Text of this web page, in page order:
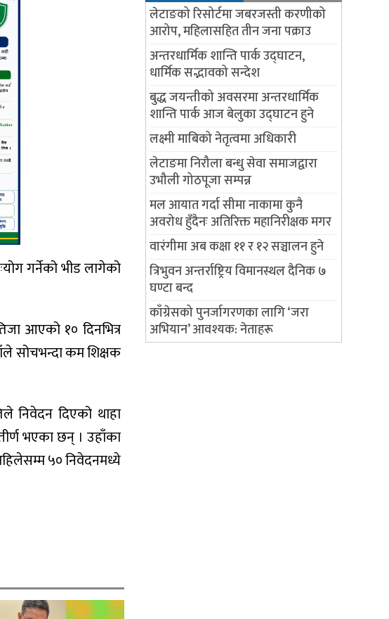
गर्नेको भीड लागेको
आएको १० दिनभित्र
सोचभन्दा कम शिक्षक
निवेदन दिएको थाहा
भएका छन् । उहाँका
५० निवेदनमध्ये
लेटाङको रिसोर्टमा जबरजस्ती करणीको
आरोप, महिलासहित तीन जना पक्राउ
अन्तरधार्मिक शान्ति पार्क उद्घाटन,
धार्मिक सद्भावको सन्देश
बुद्ध जयन्तीको अवसरमा अन्तरधार्मिक
शान्ति पार्क आज बेलुका उद्घाटन हुने
लक्ष्मी माबिको नेतृत्वमा अधिकारी
लेटाङमा निरौला बन्धु सेवा समाजद्वारा
उभौली गोठपूजा सम्पन्न
मल आयात गर्दा सीमा नाकामा कुनै
अवरोध हुँदैनः अतिरिक्त महानिरीक्षक मगर
वारंगीमा अब कक्षा ११ र १२ सञ्चालन हुने
त्रिभुवन अन्तर्राष्ट्रिय विमानस्थल दैनिक ७
घण्टा बन्द
काँग्रेसको पुनर्जागरणका लागि ‘जरा
अभियान’ आवश्यक: नेताहरू